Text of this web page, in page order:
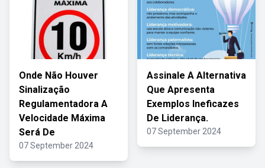
Onde Não Houver
Sinalização
Regulamentadora A
Velocidade Máxima
Será De
07 September 2024
Assinale A Alternativa
Que Apresenta
Exemplos Ineficazes
De Liderança.
07 September 2024